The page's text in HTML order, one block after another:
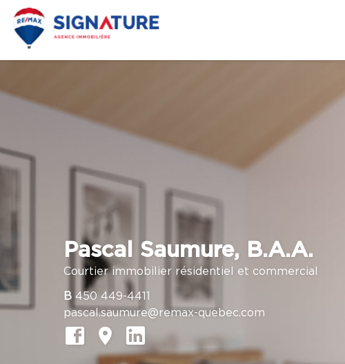
Pascal Saumure, B.A.A.
Courtier immobilier résidentiel et commercial
B 450 449-4411
pascal.saumure@remax-quebec.com